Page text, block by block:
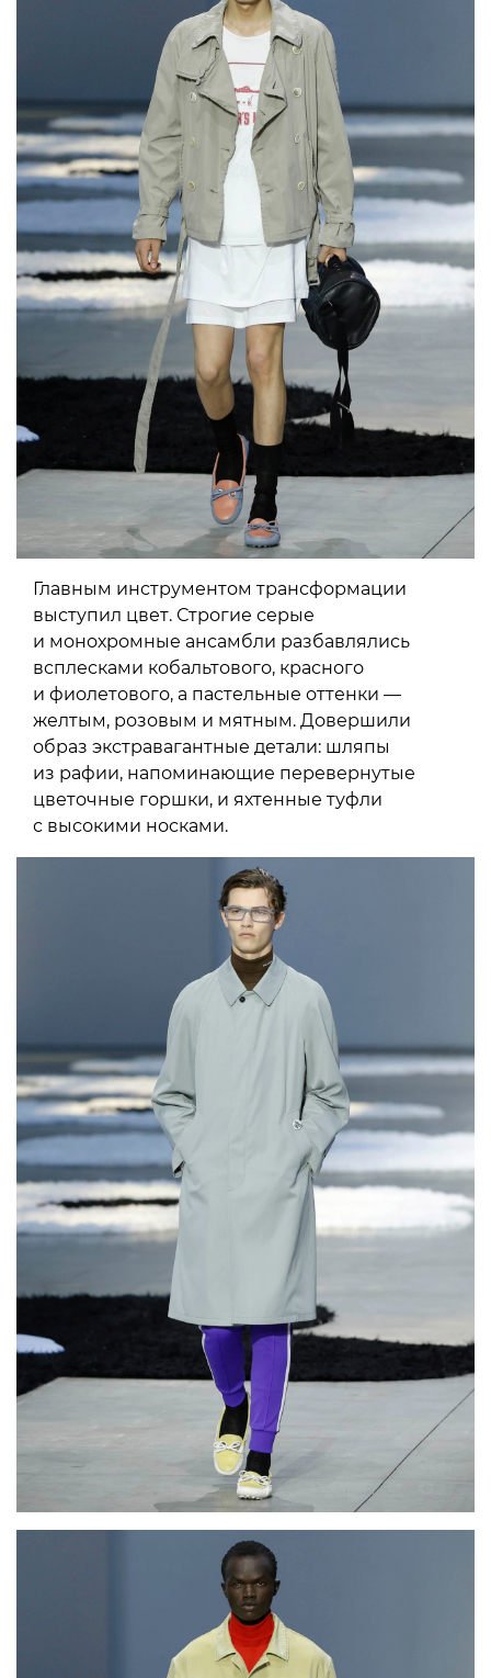
Главным инструментом трансформации
выступил цвет. Строгие серые
и монохромные ансамбли разбавлялись
всплесками кобальтового, красного
и фиолетового, а пастельные оттенки —
желтым, розовым и мятным. Довершили
образ экстравагантные детали: шляпы
из рафии, напоминающие перевернутые
цветочные горшки, и яхтенные туфли
с высокими носками.